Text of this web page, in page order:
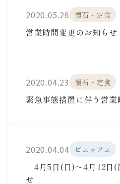
2020.05.26 懐石・定食
営業時間変更のお知らせ
2020.04.23 懐石・定食
緊急事態措置に伴う営
2020.04.04 ビュッフェ
4月5日(日)～4月12日(
せ